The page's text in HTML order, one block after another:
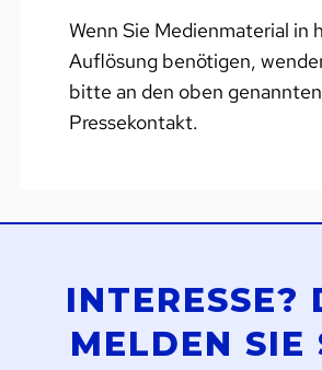
Wenn Sie Medienmaterial in
Auflösung benötigen,
bitte an den oben genannten
Pressekontakt.
INTERESSE?
MELDEN SIE